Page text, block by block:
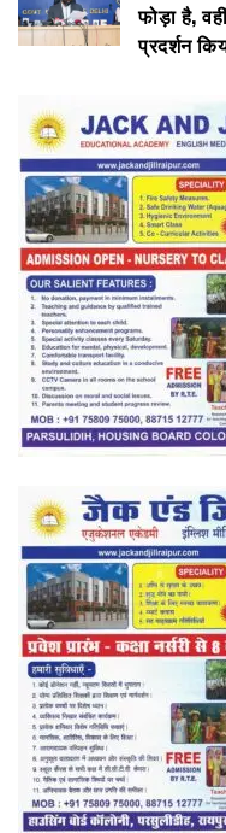
फोड़ा है,
प्रदर्शन